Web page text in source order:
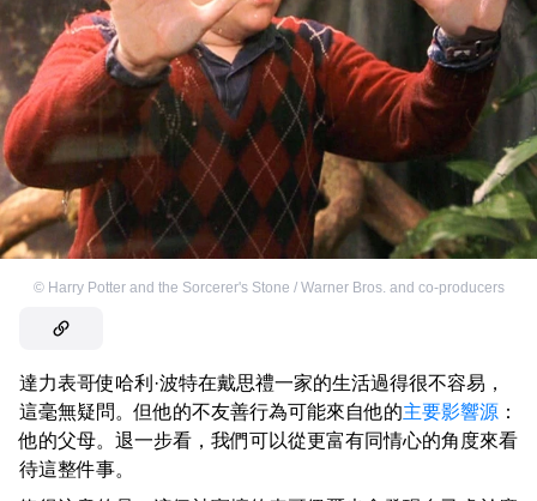
© Harry Potter and the Sorcerer's Stone / Warner Bros. and co-producers
達力表哥使哈利·波特在戴思禮一家的生活過得很不容易，
這毫無疑問。但他的不友善行為可能來自他的主要影響源 ：
他的父母。退一步看，我們可以從更富有同情心的角度來看
待這整件事。